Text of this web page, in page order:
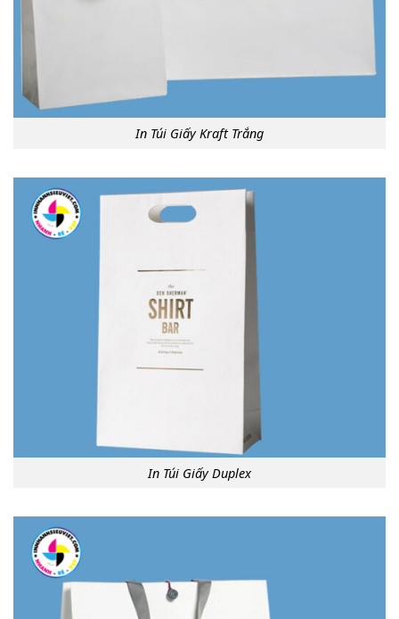
In Túi Giấy Kraft Trắng
In Túi Giấy Duplex